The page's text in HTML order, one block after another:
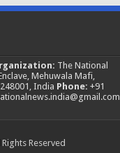
The National
Mehuwala Mafi,
India Phone: +91
Reserved